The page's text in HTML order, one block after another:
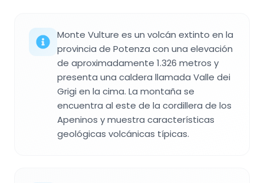
Monte Vulture es un volcán extinto en la
provincia de Potenza con una elevación
de aproximadamente 1.326 metros y
presenta una caldera llamada Valle dei
Grigi en la cima. La montaña se
encuentra al este de la cordillera de los
Apeninos y muestra características
geológicas volcánicas típicas.